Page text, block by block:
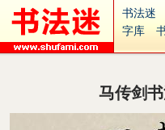
书法迷
字库
集字
古籍
马传剑